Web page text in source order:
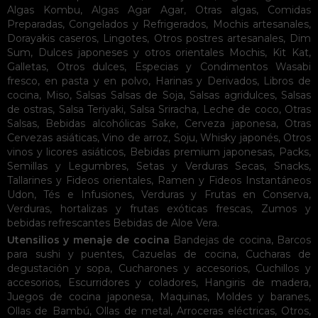
Algas Kombu, Algas Agar Agar, Otras algas, Comidas
Preparadas, Congelados y Refrigerados, Mochis artesanales,
Dorayakis caseros, Lingotes, Otros postres artesanales, Dim
Sum, Dulces japoneses y otros orientales Mochis, Kit Kat,
Galletas, Otros dulces, Especias y Condimentos
Wasabi
fresco, en pasta y en polvo, Harinas y Derivados, Libros de
cocina, Miso, Salsas Salsas de Soja, Salsas agridulces, Salsas
de ostras, Salsa Teriyaki, Salsa Sriracha, Leche de coco, Otras
Salsas, Bebidas alcohólicas Sake, Cerveza japonesa, Otras
Cervezas asiáticas, Vino de arroz, Soju, Whisky japonés, Otros
vinos y licores asiáticos, Bebidas premium japonesas, Packs,
Semillas y Legumbres, Setas y Verduras Secas, Snacks,
Tallarines y Fideos orientales, Ramen y Fideos Instantáneos
Udon,Tés e Infusiones, Verduras y Frutas en Conserva,
Verduras, hortalizas y frutas exóticas frescas, Zumos y
bebidas refrescantes Bebidas de Aloe Vera.
Utensilios y menaje de cocina Bandejas de cocina, Barcos
para sushi y puentes, Cazuelas de cocina, Cucharas de
degustación y sopa, Cucharones y accesorios, Cuchillos y
accesorios, Escurridores y coladores, Hangiris de madera,
Juegos de cocina japonesa, Maquinas, Moldes y baranes,
Ollas de Bambú, Ollas de metal,Arroceras eléctricas, Otros,